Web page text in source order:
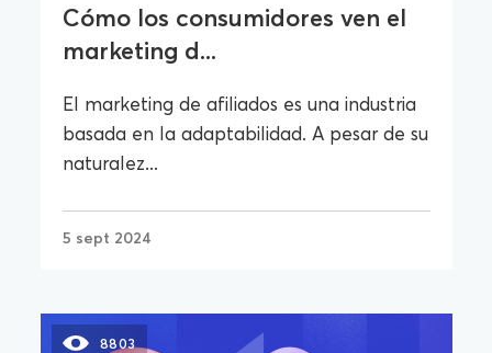
Cómo los consumidores ven el
marketing d...
El marketing de afiliados es una industria
basada en la adaptabilidad. A pesar de su
naturalez...
5 sept 2024
8803